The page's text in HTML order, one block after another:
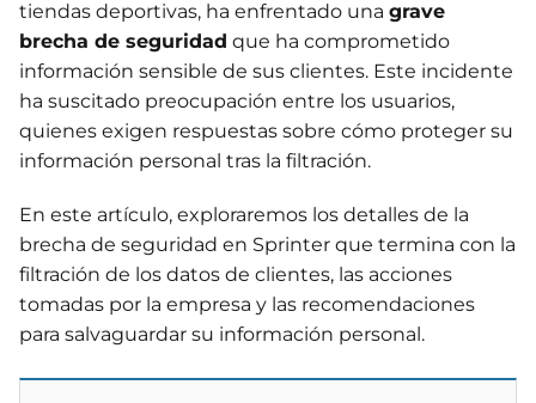
tiendas deportivas, ha enfrentado una grave
brecha de seguridad que ha comprometido
información sensible de sus clientes. Este incidente
ha suscitado preocupación entre los usuarios,
quienes exigen respuestas sobre cómo proteger su
información personal tras la filtración.
En este artículo, exploraremos los detalles de la
brecha de seguridad en Sprinter que termina con la
filtración de los datos de clientes, las acciones
tomadas por la empresa y las recomendaciones
para salvaguardar su información personal.